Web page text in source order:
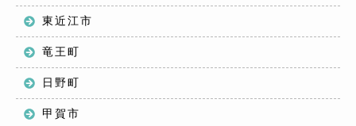
東近江市
竜王町
日野町
甲賀市